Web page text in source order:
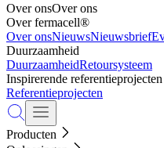
Over onsOver ons
Over fermacell®
Over onsNieuwsNieuwsbrief
Duurzaamheid
DuurzaamheidRetoursysteem
Inspirerende referentieprojecten
Referentieprojecten
Producten